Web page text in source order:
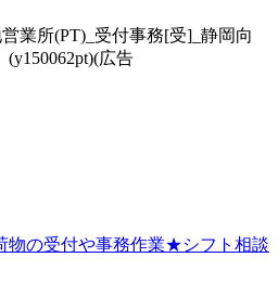
業所(PT)_受付事務[受]_静岡向
広告
物の受付や事務作業★シフト相談